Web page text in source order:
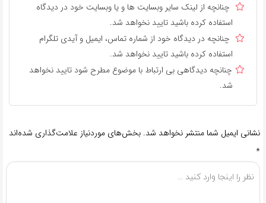
چنانچه از لینک سایر وبسایت ها و یا وبسایت خود در دیدگاه
استفاده کرده باشید تایید نخواهد شد.
چنانچه در دیدگاه خود از شماره تماس، ایمیل و آیدی تلگرام
استفاده کرده باشید تایید نخواهد شد.
چنانچه دیدگاهی بی ارتباط با موضوع مطرح شود تایید نخواهد
شد.
نشانی ایمیل شما منتشر نخواهد شد. بخش‌های موردنیاز علامت‌گذاری شده‌اند
*